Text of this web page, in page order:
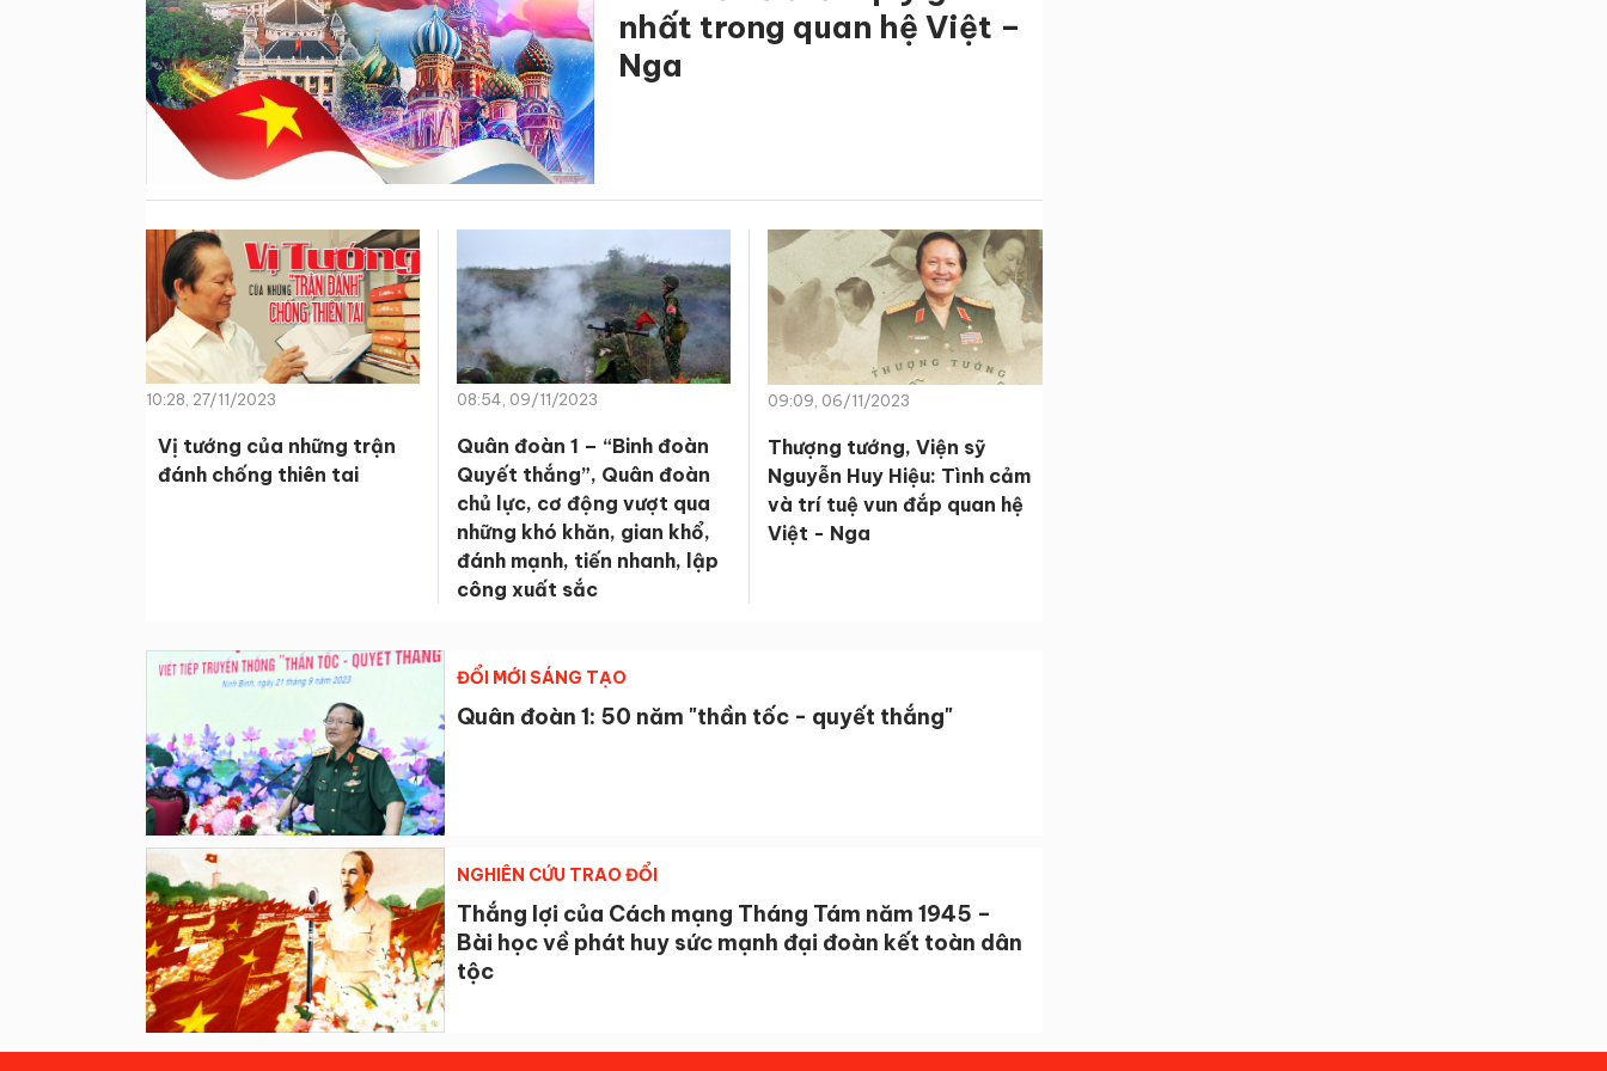
nhất trong quan hệ Việt –
Nga
10:28, 27/11/2023
Vị tướng của những trận
đánh chống thiên tai
08:54, 09/11/2023
Quân đoàn 1 – “Binh đoàn
Quyết thắng”, Quân đoàn
chủ lực, cơ động vượt qua
những khó khăn, gian khổ,
đánh mạnh, tiến nhanh, lập
công xuất sắc
09:09, 06/11/2023
Thượng tướng, Viện sỹ
Nguyễn Huy Hiệu: Tình cảm
và trí tuệ vun đắp quan hệ
Việt - Nga
ĐỔI MỚI SÁNG TẠO
Quân đoàn 1: 50 năm "thần tốc - quyết thắng"
NGHIÊN CỨU TRAO ĐỔI
Thắng lợi của Cách mạng Tháng Tám năm 1945 –
Bài học về phát huy sức mạnh đại đoàn kết toàn dân
tộc